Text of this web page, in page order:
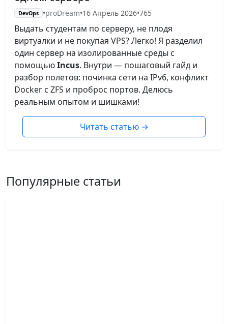
DevOps •proDream•16 Апрель 2026•765
Выдать студентам по серверу, не плодя
виртуалки и не покупая VPS? Легко! Я разделил
один сервер на изолированные среды с
помощьюIncus. Внутри — пошаговый гайд и
разбор полетов: починка сети на IPv6, конфликт
Docker с ZFS и проброс портов. Делюсь
реальным опытом и шишками!
Читать статью →
Популярные статьи